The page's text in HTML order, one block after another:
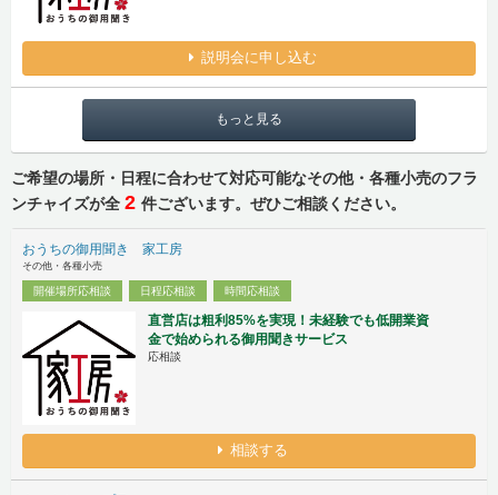
説明会に申し込む
もっと見る
ご希望の場所・日程に合わせて対応可能なその他・各種小売のフラ
ンチャイズが全 2 件ございます。ぜひご相談ください。
おうちの御用聞き 家工房
その他・各種小売
開催場所応相談 日程応相談 時間応相談
直営店は粗利85%を実現！未経験でも低開業資
金で始められる御用聞きサービス
応相談
相談する